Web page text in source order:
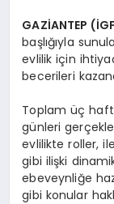
GAZİANTEP
başlığıyla
evlilik için
becerileri
Toplam üç
günleri
evlilikte roller,
gibi ilişki
ebeveynliğe
gibi konular